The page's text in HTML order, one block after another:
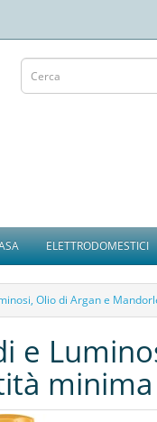
ELETTRODOMESTICI
Olio di Argan e
e